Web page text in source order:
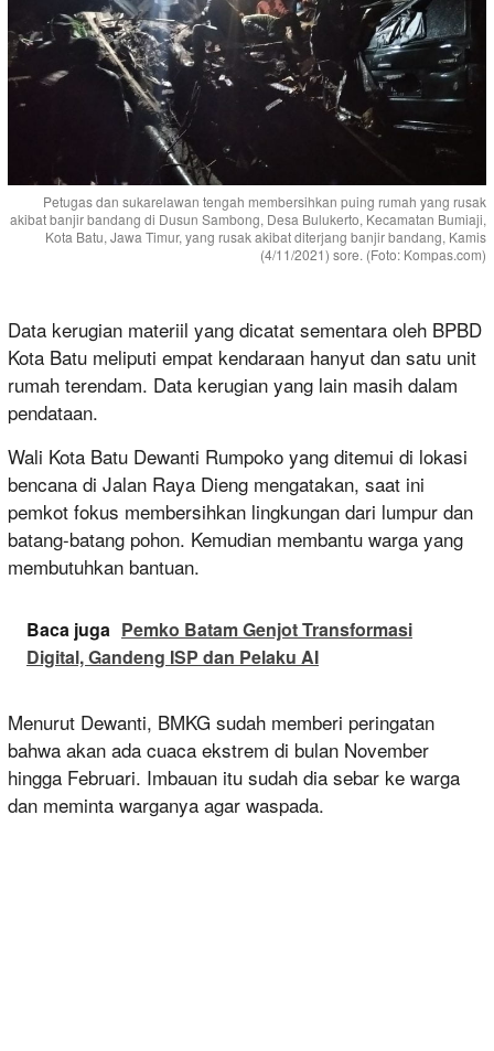
Petugas dan sukarelawan tengah membersihkan puing rumah yang rusak
akibat banjir bandang di Dusun Sambong, Desa Bulukerto, Kecamatan Bumiaji,
Kota Batu, Jawa Timur, yang rusak akibat diterjang banjir bandang, Kamis
(4/11/2021) sore. (Foto: Kompas.com)
Data kerugian materiil yang dicatat sementara oleh BPBD
Kota Batu meliputi empat kendaraan hanyut dan satu unit
rumah terendam. Data kerugian yang lain masih dalam
pendataan.
Wali Kota Batu Dewanti Rumpoko yang ditemui di lokasi
bencana di Jalan Raya Dieng mengatakan, saat ini
pemkot fokus membersihkan lingkungan dari lumpur dan
batang-batang pohon. Kemudian membantu warga yang
membutuhkan bantuan.
Baca juga Pemko Batam Genjot Transformasi
Digital, Gandeng ISP dan Pelaku AI
Menurut Dewanti, BMKG sudah memberi peringatan
bahwa akan ada cuaca ekstrem di bulan November
hingga Februari. Imbauan itu sudah dia sebar ke warga
dan meminta warganya agar waspada.